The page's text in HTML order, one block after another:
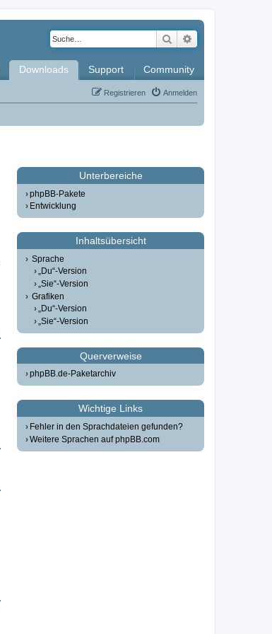
Suche
Downloads Support Community
Anmelden
Registrieren
Unterbereiche
phpBB-Pakete
Entwicklung
Inhaltsübersicht
Sprache
„Du“-Version
„Sie“-Version
Grafiken
„Du“-Version
„Sie“-Version
Querverweise
phpBB.de-Paketarchiv
Wichtige Links
Fehler in den Sprachdateien gefunden?
Weitere Sprachen auf phpBB.com